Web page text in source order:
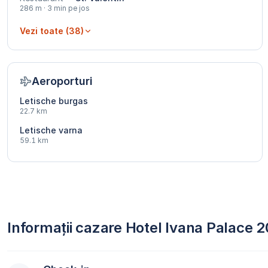
286 m · 3 min pe jos
Vezi toate (38)
Aeroporturi
Letische burgas
22.7 km
Letische varna
59.1 km
Informații cazare Hotel Ivana Palace